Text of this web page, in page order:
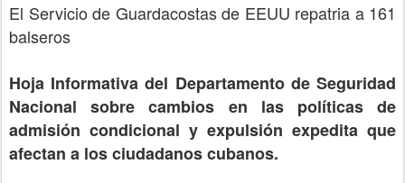
El Servicio de Guardacostas de EEUU repatria a 161
balseros
Hoja Informativa del Departamento de Seguridad
Nacional sobre cambios en las políticas de
admisión condicional y expulsión expedita que
afectan a los ciudadanos cubanos.